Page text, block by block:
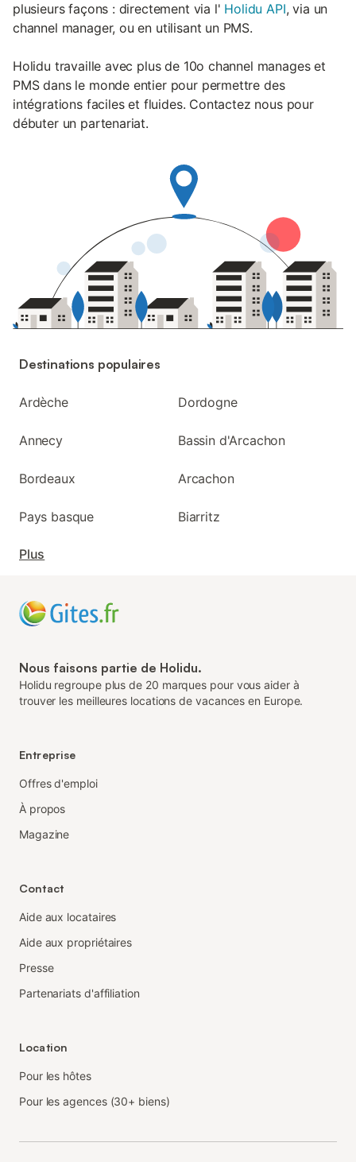
plusieurs façons : directement via l' Holidu API, via un
channel manager, ou en utilisant un PMS.
Holidu travaille avec plus de 10o channel manages et
PMS dans le monde entier pour permettre des
intégrations faciles et fluides. Contactez nous pour
débuter un partenariat.
Destinations populaires
Ardèche Dordogne
Annecy Bassin d'Arcachon
Bordeaux Arcachon
Pays basque Biarritz
Plus
Nous faisons partie de Holidu.
Holidu regroupe plus de 20 marques pour vous aider à
trouver les meilleures locations de vacances en Europe.
Entreprise
Offres d'emploi
À propos
Magazine
Contact
Aide aux locataires
Aide aux propriétaires
Presse
Partenariats d'affiliation
Location
Pour les hôtes
Pour les agences (30+ biens)